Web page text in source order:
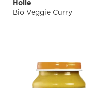
Holle
Bio Veggie Curry